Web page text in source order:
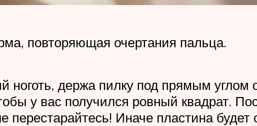
повторяющая очертания пальца.
ноготь, держа пилку под прямым углом
у вас получился ровный квадрат.
перестарайтесь! Иначе пластина будет